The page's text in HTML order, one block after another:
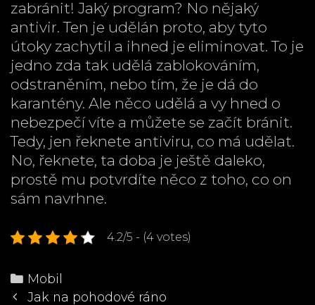
zabránit! Jaký program? No nějaký
antivir. Ten je udělán proto, aby tyto
útoky zachytil a ihned je eliminovat. To je
jedno zda tak udělá zablokováním,
odstraněním, nebo tím, že je dá do
karantény. Ale něco udělá a vy hned o
nebezpečí víte a můžete se začít bránit.
Tedy, jen řeknete antiviru, co má udělat.
No, řeknete, ta doba je ještě daleko,
prostě mu potvrdíte něco z toho, co on
sám navrhne.
4.2/5 - (4 votes)
Categories
Mobil
PostJak na pohodové ráno